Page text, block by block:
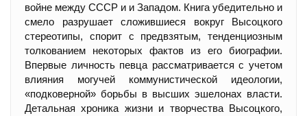
войне между СССР и и Западом. Книга убедительно и
смело разрушает сложившиеся вокруг Высоцкого
стереотипы, спорит с предвзятым, тенденциозным
толкованием некоторых фактов из его биографии.
Впервые личность певца рассматривается с учетом
влияния могучей коммунистической идеологии,
«подковерной» борьбы в высших эшелонах власти.
Детальная хроника жизни и творчества Высоцкого,